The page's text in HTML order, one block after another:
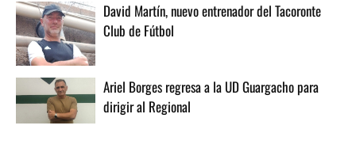
David Martín, nuevo entrenador del Tacoronte
Club de Fútbol
Ariel Borges regresa a la UD Guargacho para
dirigir al Regional